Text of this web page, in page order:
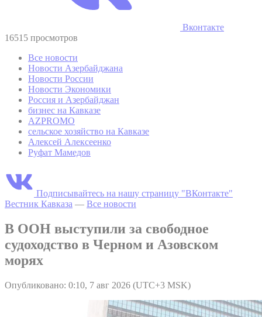
Вконтакте
16515 просмотров
Все новости
Новости Азербайджана
Новости России
Новости Экономики
Россия и Азербайджан
бизнес на Кавказе
AZPROMO
сельское хозяйство на Кавказе
Алексей Алексеенко
Руфат Мамедов
Подписывайтесь на нашу страницу "ВКонтакте"
Вестник Кавказа — Все новости
В ООН выступили за свободное
судоходство в Черном и Азовском
морях
Опубликовано: 0:10, 7 авг 2026 (UTC+3 MSK)